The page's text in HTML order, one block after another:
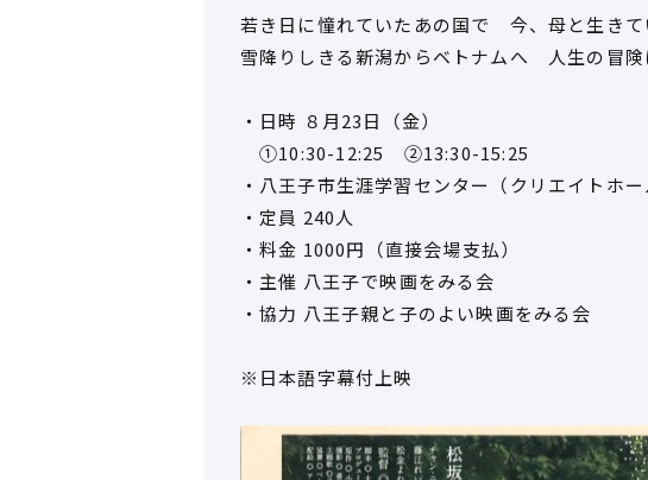
若き日に憧れていたあの国で 今、母と生きて
雪降りしきる新潟からベトナムへ 人生の冒険
・日時 ８月23日（金）
①10:30-12:25 ②13:30-15:25
・八王子市生涯学習センター（クリエイトホ
・定員 240人
・料金 1000円（直接会場支払）
・主催 八王子で映画をみる会
・協力 八王子親と子のよい映画をみる会
※日本語字幕付上映